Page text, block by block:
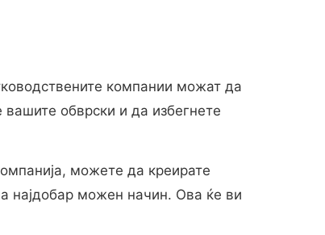
компании можат да
обврски и да избегнете
можете да креирате
најдобар можен начин. Ова ќе ви